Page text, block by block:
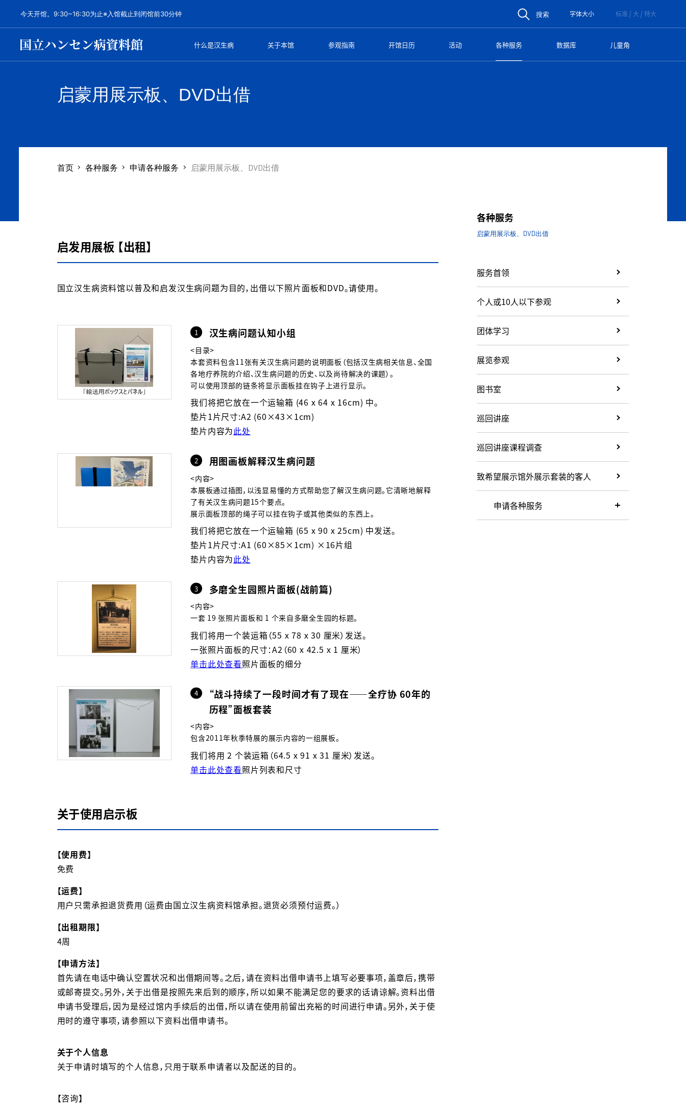
今天开馆。9:30~16:30为止※入馆截止到闭馆前30分钟 搜索 字体大小 标准 大 特大
什么是汉生病 关于本馆 参观指南 开馆日历 活动 各种服务 数据库 儿童角
启蒙用展示板、DVD出借
首页 各种服务 申请各种服务 启蒙用展示板、DVD出借
启发用展板 【出租】
国立汉生病资料馆以普及和启发汉生病问题为目的，出借以下照片面板和DVD。请使用。
1 汉生病问题认知小组
<目录>
本套资料包含11张有关汉生病问题的说明面板（包括汉生病相关信息、全国
各地疗养院的介绍、汉生病问题的历史、以及尚待解决的课题）。
可以使用顶部的链条将显示面板挂在钩子上进行显示。
我们将把它放在一个运输箱 (46 x 64 x 16cm) 中。
垫片1片尺寸:A2 (60×43×1cm)
垫片内容为此处
2 用图画板解释汉生病问题
<内容>
本展板通过插图，以浅显易懂的方式帮助您了解汉生病问题。它清晰地解释
了有关汉生病问题15个要点。
展示面板顶部的绳子可以挂在钩子或其他类似的东西上。
我们将把它放在一个运输箱 (65 x 90 x 25cm) 中发送。
垫片1片尺寸:A1 (60×85×1cm) ×16片组
垫片内容为此处
3 多磨全生园照片面板(战前篇)
<内容>
一套 19 张照片面板和 1 个来自多磨全生园的标题。
我们将用一个装运箱（55 x 78 x 30 厘米）发送。
一张照片面板的尺寸：A2（60 x 42.5 x 1 厘米）
单击此处查看照片面板的细分
4
“战斗持续了一段时间才有了现在——全疗协 60年的
历程”面板套装
<内容>
包含2011年秋季特展的展示内容的一组展板。
我们将用 2 个装运箱（64.5 x 91 x 31 厘米）发送。
单击此处查看照片列表和尺寸
关于使用启示板
【使用费】
免费
【运费】
用户只需承担退货费用（运费由国立汉生病资料馆承担。退货必须预付运费。）
【出租期限】
4周
【申请方法】
首先请在电话中确认空置状况和出借期间等。之后，请在资料出借申请书上填写必要事项，盖章后，携带
或邮寄提交。另外，关于出借是按照先来后到的顺序，所以如果不能满足您的要求的话请谅解。资料出借
申请书受理后，因为是经过馆内手续后的出借，所以请在使用前留出充裕的时间进行申请。另外，关于使
用时的遵守事项，请参照以下资料出借申请书。
关于个人信息
关于申请时填写的个人信息，只用于联系申请者以及配送的目的。
【咨询】
各种服务
启蒙用展示板、DVD出借
服务首领
个人或10人以下参观
团体学习
展览参观
图书室
巡回讲座
巡回讲座课程调查
致希望展示馆外展示套装的客人
申请各种服务